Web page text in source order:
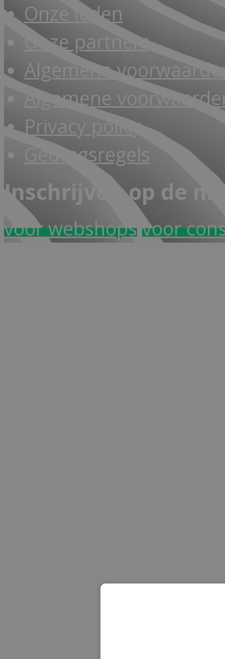
Onze leden
Onze partners
Algemene
Algemene
Privacy policy
Gedragsregels
Inschrijven op de
voor webshopsvoor